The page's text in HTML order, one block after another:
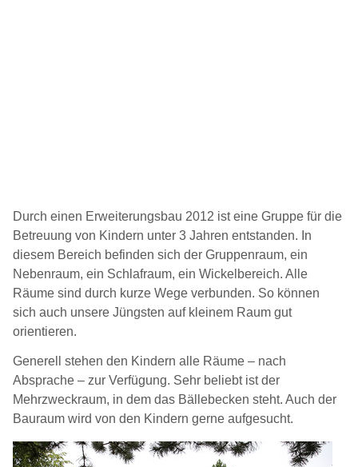
Durch einen Erweiterungsbau 2012 ist eine Gruppe für die
Betreuung von Kindern unter 3 Jahren entstanden. In
diesem Bereich befinden sich der Gruppenraum, ein
Nebenraum, ein Schlafraum, ein Wickelbereich. Alle
Räume sind durch kurze Wege verbunden. So können
sich auch unsere Jüngsten auf kleinem Raum gut
orientieren.
Generell stehen den Kindern alle Räume – nach
Absprache – zur Verfügung. Sehr beliebt ist der
Mehrzweckraum, in dem das Bällebecken steht. Auch der
Bauraum wird von den Kindern gerne aufgesucht.